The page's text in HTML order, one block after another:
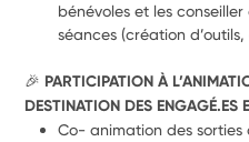
bénévoles et les
séances (création
🎉 PARTICIPATION À
DESTINATION DES ENGAGÉ.ES
Co- animation des sorties